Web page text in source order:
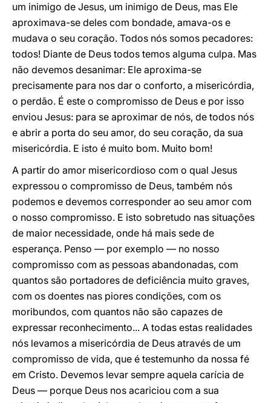
um inimigo de Jesus, um inimigo de Deus, mas Ele
aproximava-se deles com bondade, amava-os e
mudava o seu coração. Todos nós somos pecadores:
todos! Diante de Deus todos temos alguma culpa. Mas
não devemos desanimar: Ele aproxima-se
precisamente para nos dar o conforto, a misericórdia,
o perdão. É este o compromisso de Deus e por isso
enviou Jesus: para se aproximar de nós, de todos nós
e abrir a porta do seu amor, do seu coração, da sua
misericórdia. E isto é muito bom. Muito bom!
A partir do amor misericordioso com o qual Jesus
expressou o compromisso de Deus, também nós
podemos e devemos corresponder ao seu amor com
o nosso compromisso. E isto sobretudo nas situações
de maior necessidade, onde há mais sede de
esperança. Penso — por exemplo — no nosso
compromisso com as pessoas abandonadas, com
quantos são portadores de deficiência muito graves,
com os doentes nas piores condições, com os
moribundos, com quantos não são capazes de
expressar reconhecimento... A todas estas realidades
nós levamos a misericórdia de Deus através de um
compromisso de vida, que é testemunho da nossa fé
em Cristo. Devemos levar sempre aquela carícia de
Deus — porque Deus nos acariciou com a sua